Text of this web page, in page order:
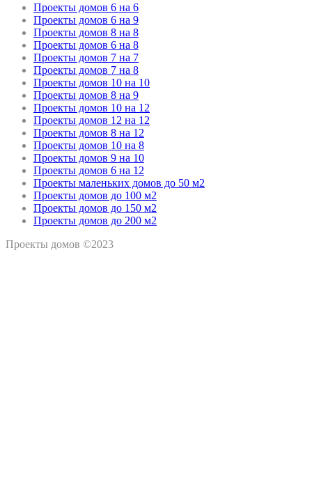
Проекты домов 6 на 6
Проекты домов 6 на 9
Проекты домов 8 на 8
Проекты домов 6 на 8
Проекты домов 7 на 7
Проекты домов 7 на 8
Проекты домов 10 на 10
Проекты домов 8 на 9
Проекты домов 10 на 12
Проекты домов 12 на 12
Проекты домов 8 на 12
Проекты домов 10 на 8
Проекты домов 9 на 10
Проекты домов 6 на 12
Проекты маленьких домов до 50 м2
Проекты домов до 100 м2
Проекты домов до 150 м2
Проекты домов до 200 м2
Проекты домов ©2023